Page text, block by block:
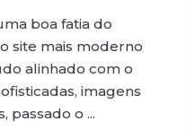
boa fatia do
site mais moderno
alinhado com o
imagens
passado o ...